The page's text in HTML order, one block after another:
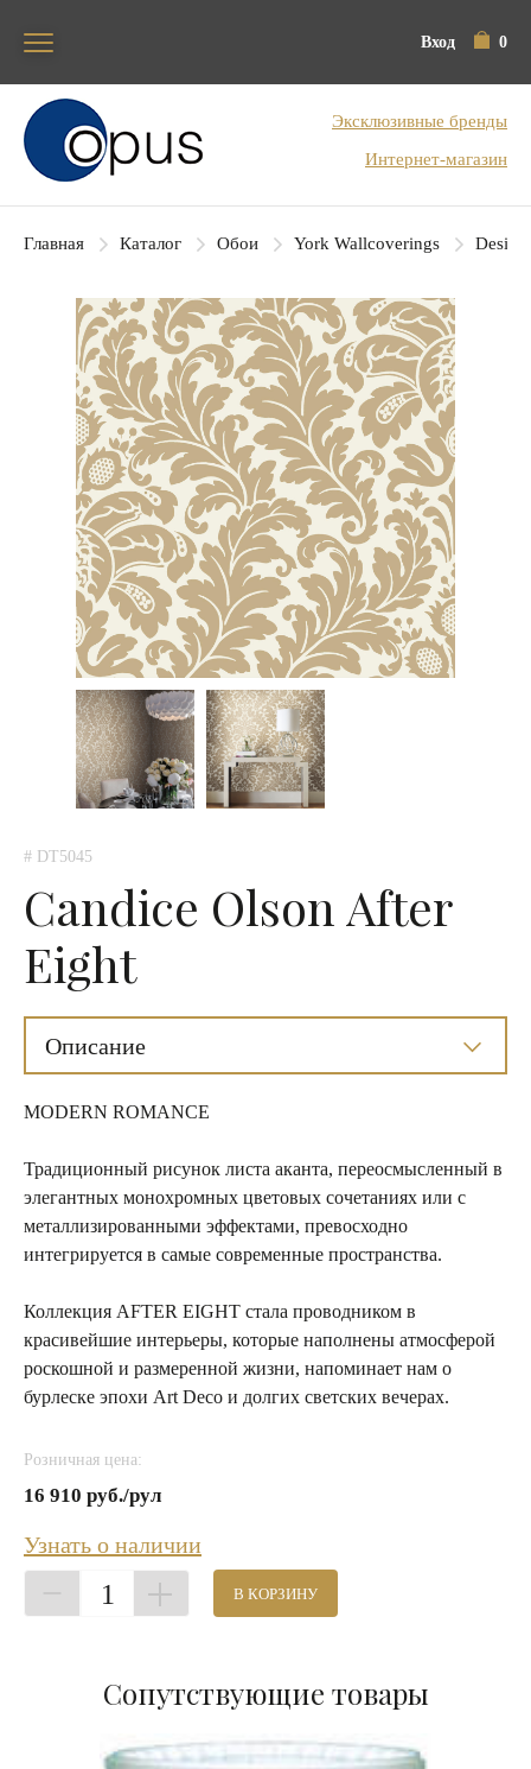
Вход 0
Блок поиска
Эксклюзивные бренды
Интернет-магазин
Главная Каталог Обои York Wallcoverings
# DT5045
Candice Olson After
Eight
Описание
MODERN ROMANCE
Традиционный рисунок листа аканта, переосмысленный в
элегантных монохромных цветовых сочетаниях или с
металлизированными эффектами, превосходно
интегрируется в самые современные пространства.
Коллекция AFTER EIGHT стала проводником в
красивейшие интерьеры, которые наполнены атмосферой
роскошной и размеренной жизни, напоминает нам о
бурлеске эпохи Art Deco и долгих светских вечерах.
Розничная цена:
16 910 руб./рул
Узнать о наличии
1 В КОРЗИНУ
Сопутствующие товары